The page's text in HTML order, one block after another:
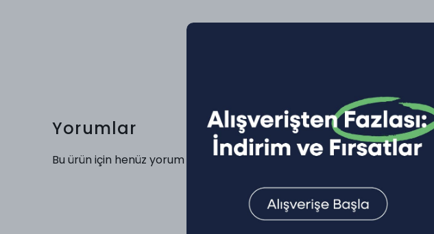
Yorumlar
Bu ürün için henüz yorum yapılmamış.